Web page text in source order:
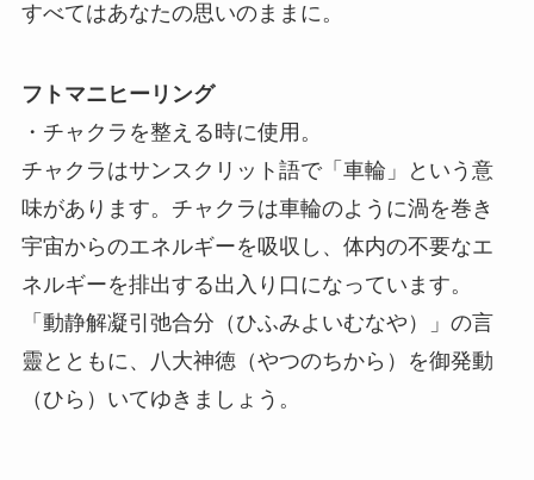
すべてはあなたの思いのままに。
フトマニヒーリング
・チャクラを整える時に使用。
チャクラはサンスクリット語で「車輪」という意
味があります。チャクラは車輪のように渦を巻き
宇宙からのエネルギーを吸収し、体内の不要なエ
ネルギーを排出する出入り口になっています。
「動静解凝引弛合分（ひふみよいむなや）」の言
靈とともに、八大神徳（やつのちから）を御発動
（ひら）いてゆきましょう。